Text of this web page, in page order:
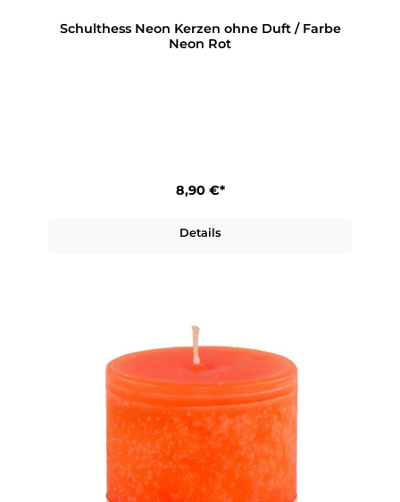
Schulthess Neon Kerzen ohne Duft / Farbe
Neon Rot
8,90 €*
Details